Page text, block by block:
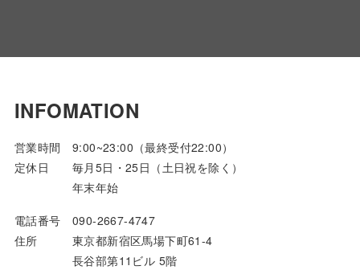
INFOMATION
営業時間 9:00~23:00（最終受付22:00）
定休日 毎月5日・25日（土日祝を除く）
年末年始
電話番号 090-2667-4747
住所 東京都新宿区馬場下町61-4
長谷部第11ビル 5階